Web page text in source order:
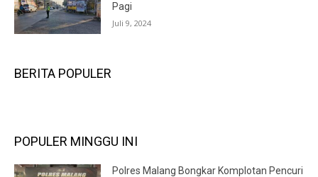
Pagi
Juli 9, 2024
BERITA POPULER
POPULER MINGGU INI
Polres Malang Bongkar Komplotan Pencuri